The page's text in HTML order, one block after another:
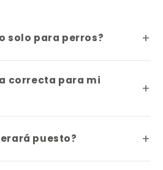
solo para perros?
correcta para mi
puesto?